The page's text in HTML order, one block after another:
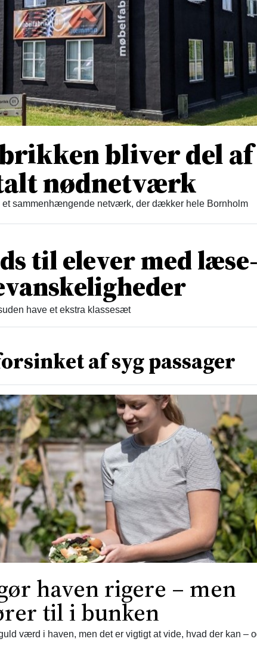
bliver del af
nødnetværk
et sammenhængende netværk, der dækker hele Bornholm
til elever med læse-
have et ekstra klassesæt
af syg passager
haven rigere – men
til i bunken
værd i haven, men det er vigtigt at vide, hvad der kan –